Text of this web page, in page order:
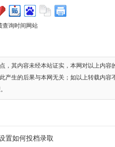
查询时间网站
，其内容未经本站证实，本网对以上内
产生的后果与本网无关；如以上转载内容
置如何投档录取